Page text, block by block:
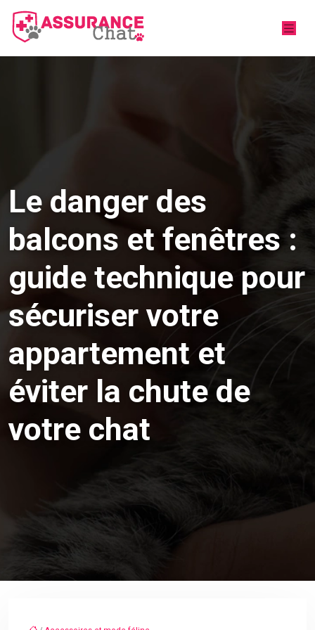
Le danger des
balcons et fenêtres :
guide technique pour
sécuriser votre
appartement et
éviter la chute de
votre chat